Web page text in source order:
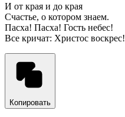
И от края и до края
Счастье, о котором знаем.
Пасха! Пасха! Гость небес!
Все кричат: Христос воскрес!
Копировать